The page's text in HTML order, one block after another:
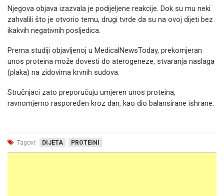
Njegova objava izazvala je podijeljene reakcije. Dok su mu neki
zahvalili što je otvorio temu, drugi tvrde da su na ovoj dijeti bez
ikakvih negativnih posljedica.
Prema studiji objavljenoj u MedicalNewsToday, prekomjeran
unos proteina može dovesti do aterogeneze, stvaranja naslaga
(plaka) na zidovima krvnih sudova.
Stručnjaci zato preporučuju umjeren unos proteina,
ravnomjerno raspoređen kroz dan, kao dio balansirane ishrane.
Tagovi: DIJETA PROTEINI